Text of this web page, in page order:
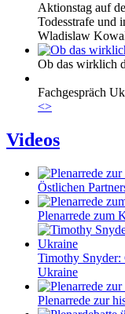
Aktionstag auf
Todesstrafe und
Wladislaw
Ob das wirklich
Fachgespräch
<>
Videos
Östlichen
Plenarrede zum
Timothy
Ukraine
Plenarrede zur